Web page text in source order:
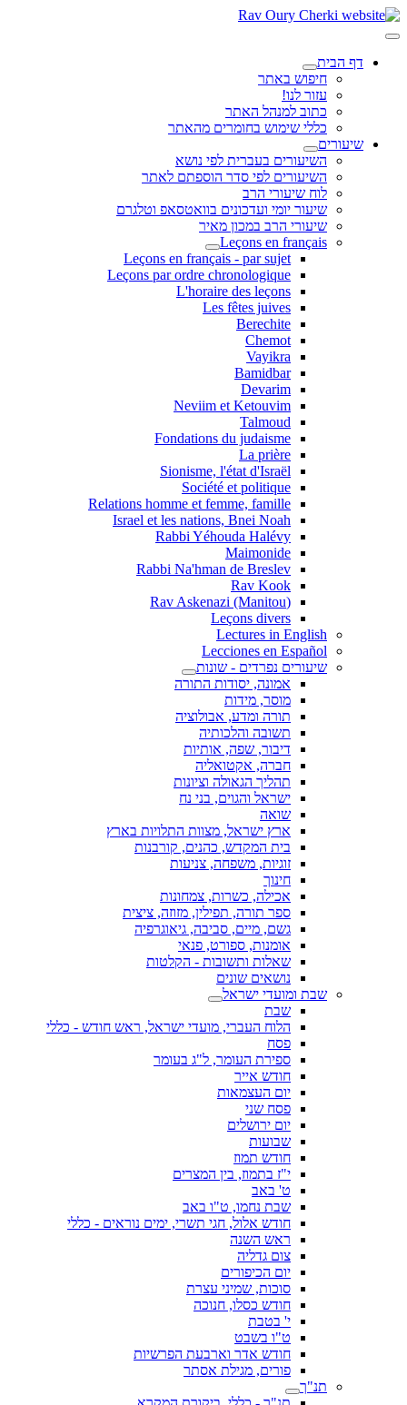
דף הבית
חיפוש באתר
עזור לנו!
כתוב למנהל האתר
כללי שימוש בחומרים מהאתר
שיעורים
השיעורים בעברית לפי נושא
השיעורים לפי סדר הוספתם לאתר
לוח שיעורי הרב
שיעור יומי ועדכונים בוואטסאפ וטלגרם
שיעורי הרב במכון מאיר
Leçons en français
Leçons en français - par sujet
Leçons par ordre chronologique
L'horaire des leçons
Les fêtes juives
Berechite
Chemot
Vayikra
Bamidbar
Devarim
Neviim et Ketouvim
Talmoud
Fondations du judaisme
La prière
Sionisme, l'état d'Israël
Société et politique
Relations homme et femme, famille
Israel et les nations, Bnei Noah
Rabbi Yéhouda Halévy
Maimonide
Rabbi Na'hman de Breslev
Rav Kook
(Rav Askenazi (Manitou
Leçons divers
Lectures in English
Lecciones en Español
שיעורים נפרדים - שונות
אמונה, יסודות התורה
מוסר, מידות
תורה ומדע, אבולוציה
תשובה והלכותיה
דיבור, שפה, אותיות
חברה, אקטואליה
תהליך הגאולה וציונות
ישראל והגוים, בני נח
שואה
ארץ ישראל, מצוות התלויות בארץ
בית המקדש, כהנים, קורבנות
זוגיות, משפחה, צניעות
חינוך
אכילה, כשרות, צמחונות
ספר תורה, תפילין, מזוזה, ציצית
גשם, מיים, סביבה, גיאוגרפיה
אומנות, ספורט, פנאי
שאלות ותשובות - הקלטות
נושאים שונים
שבת ומועדי ישראל
שבת
הלוח העברי, מועדי ישראל, ראש חודש - כללי
פסח
ספירת העומר, ל"ג בעומר
חודש אייר
יום העצמאות
פסח שני
יום ירושלים
שבועות
חודש תמוז
י"ז בתמוז, בין המצרים
ט' באב
שבת נחמו, ט"ו באב
חודש אלול, חגי תשרי, ימים נוראים - כללי
ראש השנה
צום גדליה
יום הכיפורים
סוכות, שמיני עצרת
חודש כסלו, חנוכה
י' בטבת
ט"ו בשבט
חודש אדר וארבעת הפרשיות
פורים, מגילת אסתר
תנ"ך